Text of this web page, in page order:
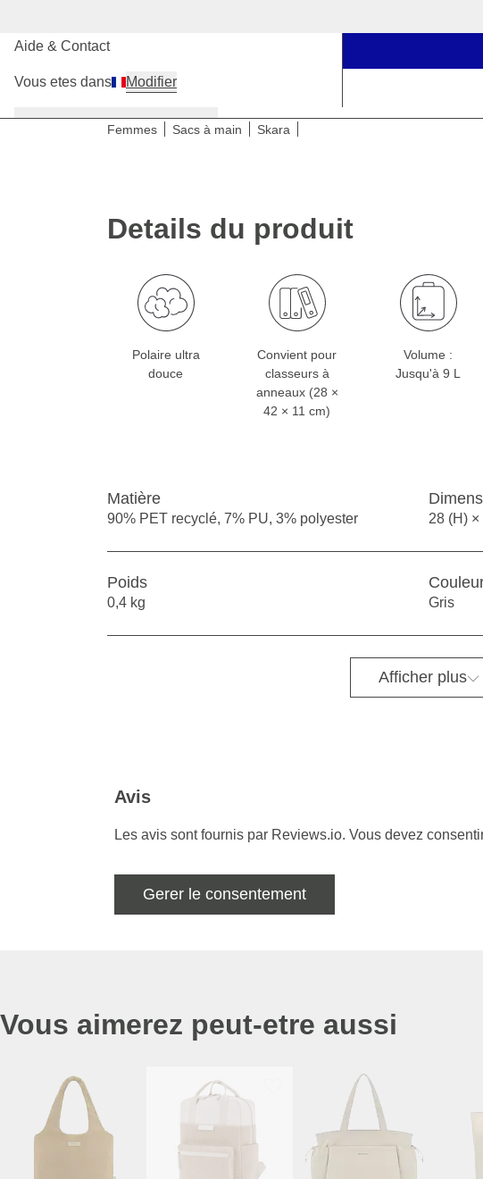
Hommes Enfants
Aide & Contact
Vous etes dans Modifier
Femmes Sacs à main Skara
Details du produit
Polaire ultra
douce
Convient pour
classeurs à
anneaux (28 ×
42 × 11 cm)
Volume :
Jusqu'à 9 L
Matière
90% PET recyclé, 7% PU, 3% polyester 28 (H) ×
Poids
0,4 kg Gris
Afficher plus
Avis
Les avis sont fournis par Reviews.io. Vous devez
Gerer le consentement
Vous aimerez peut-etre aussi